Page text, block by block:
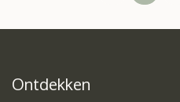
Ontdekken